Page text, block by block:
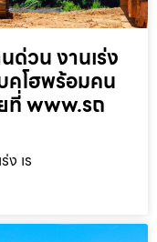
ด่วน งานเร่ง
คโฮพร้อมคน
ที่ www.รถ
เร